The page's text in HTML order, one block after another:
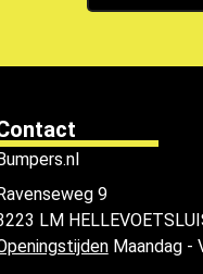
Bumpers.nl
Ravenseweg 9
LM
Maandag -